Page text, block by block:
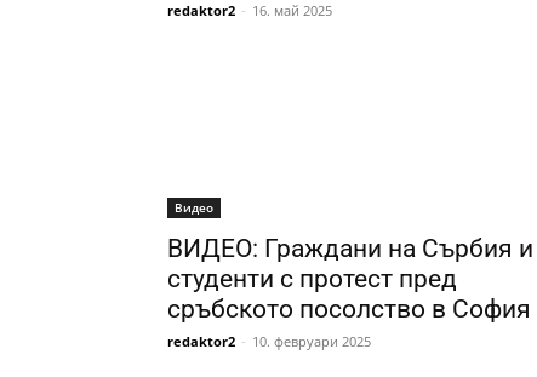
redaktor2 - 16. май 2025
Видео
ВИДЕО: Граждани на Сърбия и
студенти с протест пред
сръбското посолство в София
redaktor2 - 10. февруари 2025